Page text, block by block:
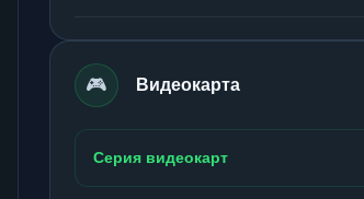
🎮 Видеокарта
Серия видеокарт